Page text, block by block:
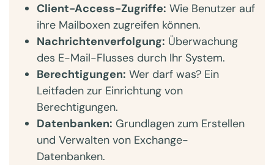
Client-Access-Zugriffe: Wie Benutzer auf
ihre Mailboxen zugreifen können.
Nachrichtenverfolgung: Überwachung
des E-Mail-Flusses durch Ihr System.
Berechtigungen: Wer darf was? Ein
Leitfaden zur Einrichtung von
Berechtigungen.
Datenbanken: Grundlagen zum Erstellen
und Verwalten von Exchange-
Datenbanken.